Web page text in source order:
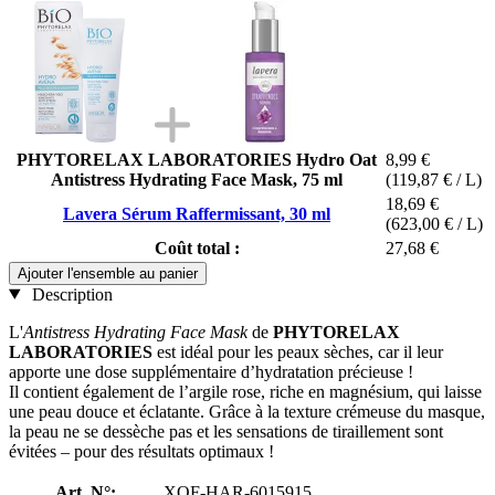
PHYTORELAX LABORATORIES Hydro Oat
Antistress Hydrating Face Mask, 75 ml
8,99 €
(119,87 € / L)
Lavera Sérum Raffermissant, 30 ml
18,69 €
(623,00 € / L)
Coût total :
27,68 €
Ajouter l'ensemble au panier
Description
L'Antistress Hydrating Face Maskde PHYTORELAX
LABORATORIES est idéal pour les peaux sèches, car il leur
apporte une dose supplémentaire d’hydratation précieuse !
Il contient également de l’argile rose, riche en magnésium, qui laisse
une peau douce et éclatante. Grâce à la texture crémeuse du masque,
la peau ne se dessèche pas et les sensations de tiraillement sont
évitées – pour des résultats optimaux !